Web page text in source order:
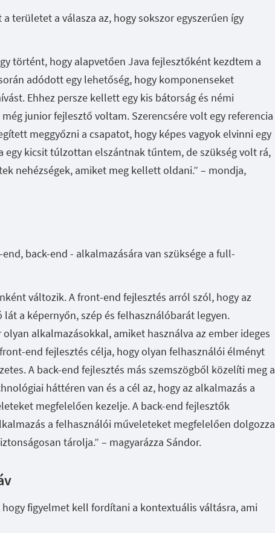
területet a válasza az, hogy sokszor egyszerűen így
történt, hogy alapvetően Java fejlesztőként kezdtem a
adódott egy lehetőség, hogy komponenseket
Ehhez persze kellett egy kis bátorság és némi
junior fejlesztő voltam. Szerencsére volt egy referencia
meggyőzni a csapatot, hogy képes vagyok elvinni egy
egy kicsit túlzottan elszántnak tűntem, de szükség volt rá,
nehézségek, amiket meg kellett oldani.” – mondja,
back-end - alkalmazására van szüksége a full-
változik. A front-end fejlesztés arról szól, hogy az
a képernyőn, szép és felhasználóbarát legyen.
alkalmazásokkal, amiket használva az ember ideges
end fejlesztés célja, hogy olyan felhasználói élményt
A back-end fejlesztés más szemszögből közelíti meg a
háttéren van és a cél az, hogy az alkalmazás a
megfelelően kezelje. A back-end fejlesztők
a felhasználói műveleteket megfelelően dolgozza
tárolja.” – magyarázza Sándor.
hogy figyelmet kell fordítani a kontextuális váltásra, ami